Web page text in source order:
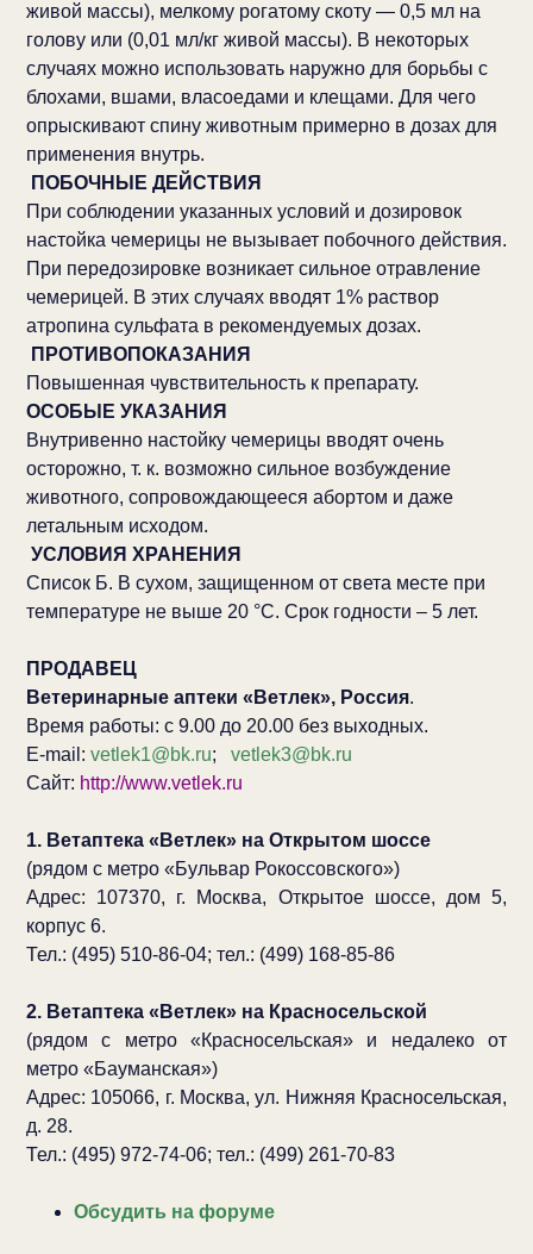
живой массы), мелкому рогатому скоту — 0,5 мл на
голову или (0,01 мл/кг живой массы). В некоторых
случаях можно использовать наружно для борьбы с
блохами, вшами, власоедами и клещами. Для чего
опрыскивают спину животным примерно в дозах для
применения внутрь.
ПОБОЧНЫЕ ДЕЙСТВИЯ
При соблюдении указанных условий и дозировок
настойка чемерицы не вызывает побочного действия.
При передозировке возникает сильное отравление
чемерицей. В этих случаях вводят 1% раствор
атропина сульфата в рекомендуемых дозах.
ПРОТИВОПОКАЗАНИЯ
Повышенная чувствительность к препарату.
ОСОБЫЕ УКАЗАНИЯ
Внутривенно настойку чемерицы вводят очень
осторожно, т. к. возможно сильное возбуждение
животного, сопровождающееся абортом и даже
летальным исходом.
УСЛОВИЯ ХРАНЕНИЯ
Список Б. В сухом, защищенном от света месте при
температуре не выше 20 °С. Срок годности – 5 лет.
ПРОДАВЕЦ
Ветеринарные аптеки «Ветлек», Россия.
Время работы: с 9.00 до 20.00 без выходных.
E-mail: vetlek1@bk.ru; vetlek3@bk.ru
Сайт: http://www.vetlek.ru
1. Ветаптека «Ветлек» на Открытом шоссе
(рядом с метро «Бульвар Рокоссовского»)
Адрес: 107370, г. Москва, Открытое шоссе, дом 5,
корпус 6.
Тел.: (495) 510-86-04; тел.: (499) 168-85-86
2. Ветаптека «Ветлек» на Красносельской
(рядом с метро «Красносельская» и недалеко от
метро «Бауманская»)
Адрес: 105066, г. Москва, ул. Нижняя Красносельская,
д. 28.
Тел.: (495) 972-74-06; тел.: (499) 261-70-83
Обсудить на форуме